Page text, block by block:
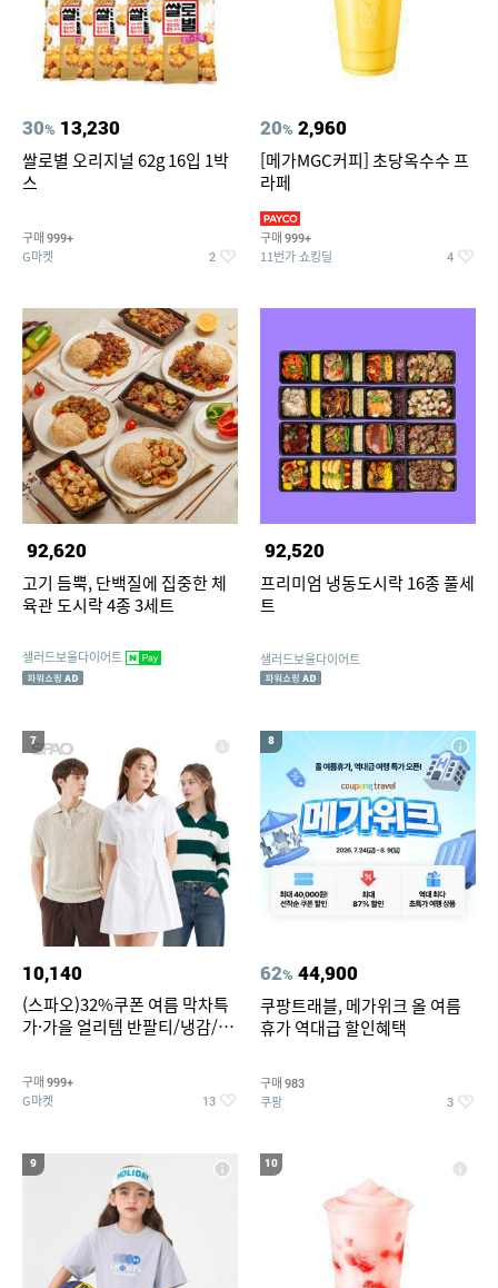
30% 13,230
쌀로별 오리지널 62g 16입 1박
스
구매 999+
G마켓 2
20% 2,960
[메가MGC커피] 초당옥수수 프
라페
구매 999+
11번가 쇼킹딜 4
92,620
고기 듬뿍, 단백질에 집중한 체
육관 도시락 4종 3세트
샐러드보울다이어트
92,520
프리미엄 냉동도시락 16종 풀세
트
샐러드보울다이어트
7
10,140
(스파오)32%쿠폰 여름 막차특
가·가을 얼리템 반팔티/냉감/반
건 외 ~74%OFF
구매 999+
G마켓 13
8
62% 44,900
쿠팡트래블, 메가위크 올 여름
휴가 역대급 할인혜택
구매 983
쿠팡 3
9 10